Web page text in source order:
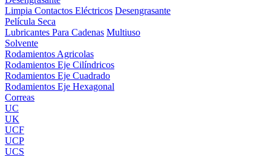
Limpia Contactos Eléctricos Desengrasante
Película Seca
Lubricantes Para Cadenas Multiuso
Solvente
Rodamientos Agricolas
Rodamientos Eje Cilíndricos
Rodamientos Eje Cuadrado
Rodamientos Eje Hexagonal
Correas
UC
UK
UCF
UCP
UCS